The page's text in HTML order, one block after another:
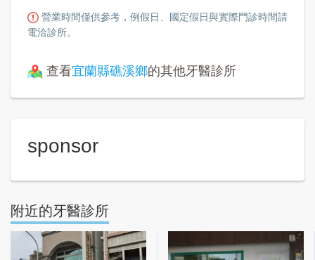
營業時間僅供參考，例假日、國定假日與實際門診時間請
電洽診所。
查看宜蘭縣礁溪鄉的其他牙醫診所
sponsor
附近的牙醫診所